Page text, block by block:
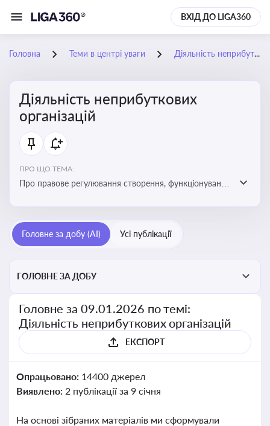
ВХІД ДО LIGA360
Головна Теми в центрі уваги Діяльність неприбуткових організацій
Діяльність неприбуткових
організацій
ПРО ЩО ТЕМА:
Про правове регулювання створення, функціонування
Головне за добу (AI) Усі публікації
ГОЛОВНЕ ЗА ДОБУ
Головне за 09.01.2026 по темі:
Діяльність неприбуткових організацій
ЕКСПОРТ
Опрацьовано: 14400 джерел
Виявлено: 2 публікації за 9 січня
На основі зібраних матеріалів ми сформували